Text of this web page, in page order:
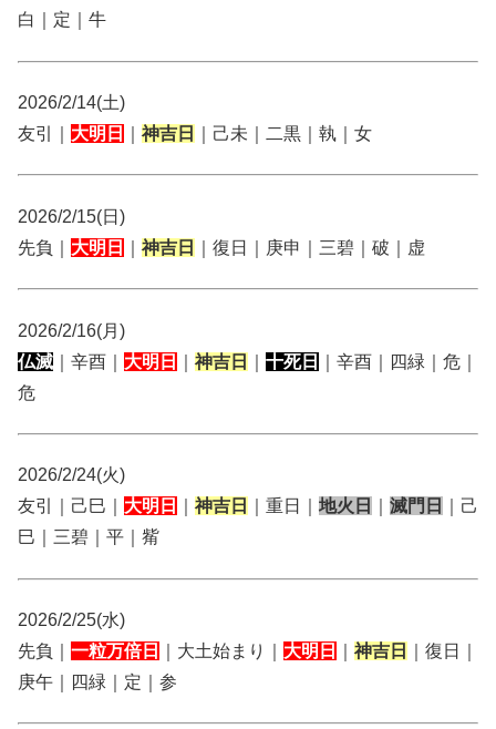
白｜定｜牛
2026/2/14(土)
友引｜ 大明日 神吉日 ｜己未｜二黒｜執｜女
2026/2/15(日)
先負｜ 大明日 神吉日 ｜復日｜庚申｜三碧｜破｜虚
2026/2/16(月)
仏滅 ｜辛酉｜ 大明日 神吉日 十死日
｜辛酉｜四緑｜危｜
危
2026/2/24(火)
友引｜己巳｜ 大明日 神吉日 ｜重日｜ 地火日 滅門日
｜己
巳｜三碧｜平｜觜
2026/2/25(水)
先負｜ 一粒万倍日 ｜大土始まり｜ 大明日 神吉日
｜復日｜
庚午｜四緑｜定｜参